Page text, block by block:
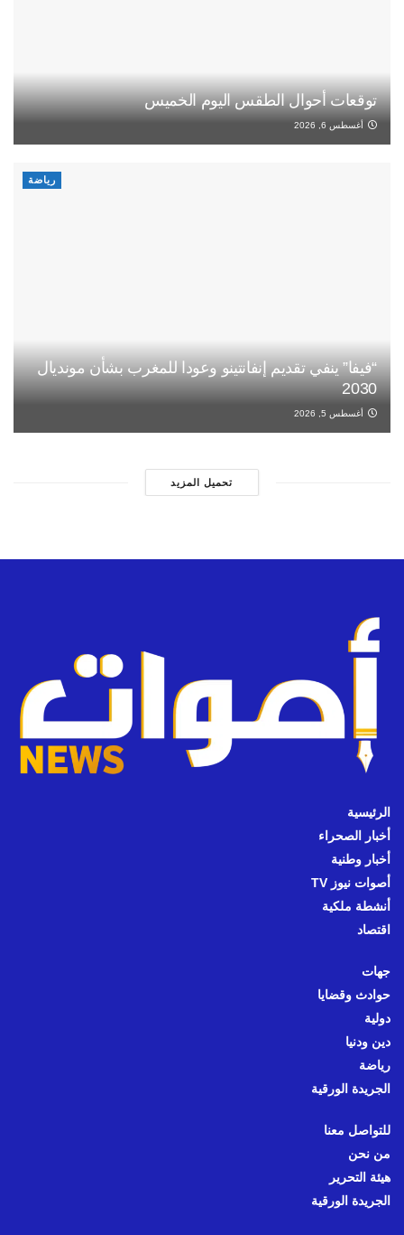
توقعات أحوال الطقس اليوم الخميس
أغسطس 6, 2026
رياضة
“فيفا” ينفي تقديم إنفانتينو وعودا للمغرب بشأن مونديال
2030
أغسطس 5, 2026
تحميل المزيد
الرئيسية
أخبار الصحراء
أخبار وطنية
أصوات نيوز TV
أنشطة ملكية
اقتصاد
جهات
حوادث وقضايا
دولية
دين ودنيا
رياضة
الجريدة الورقية
للتواصل معنا
من نحن
هيئة التحرير
الجريدة الورقية